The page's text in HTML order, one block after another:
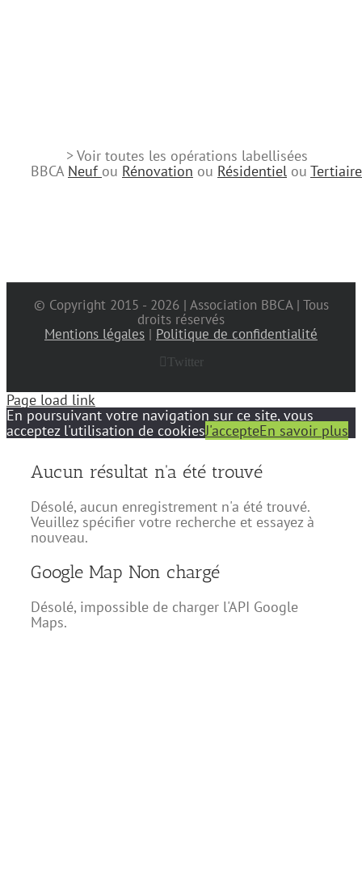
Aucun résultat n'a été trouvé
Désolé, aucun enregistrement n'a été trouvé.
Veuillez spécifier votre recherche et essayez à
nouveau.
Google Map Non chargé
Désolé, impossible de charger l'API Google
Maps.
> Voir toutes les opérations labellisées
BBCA Neuf ou Rénovation ou Résidentielou Tertiaire
© Copyright 2015 - 2026 | Association BBCA | Tous
droits réservés
Mentions légales | Politique de confidentialité
Twitter
Page load link
En poursuivant votre navigation sur ce site, vous
acceptez l'utilisation de cookiesJ'accepteEn savoir plus